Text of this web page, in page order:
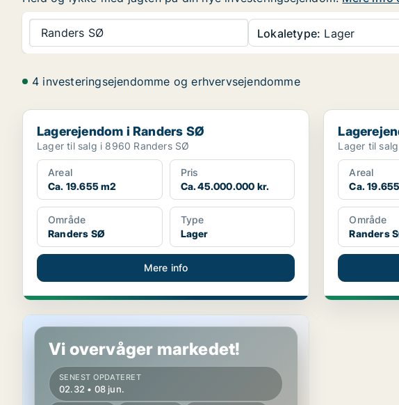
Randers SØ Lokaletype: Lager
4 investeringsejendomme og erhvervsejendomme
Lagerejendom i Randers SØ
Lagerejendom i Randers SØ
Lager til salg i 8960 Randers SØ
Areal
Ca. 19.655 m2
Pris
Ca. 45.000.000 kr.
Område
Randers SØ
Type
Lager
Mere info
Lager til
Areal
Ca.
Område
Randers
Lagerejendom i Randers SØ
Vi overvåger markedet!
SENEST OPDATERET
02.32 • 08 jun.